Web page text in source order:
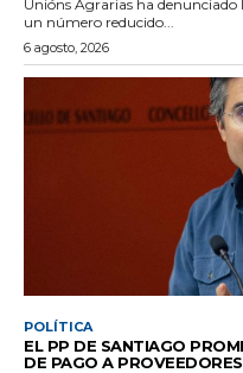
Unións Agrarias ha denunciado
un número reducido...
6 agosto, 2026
POLÍTICA
EL PP DE SANTIAGO
DE PAGO A